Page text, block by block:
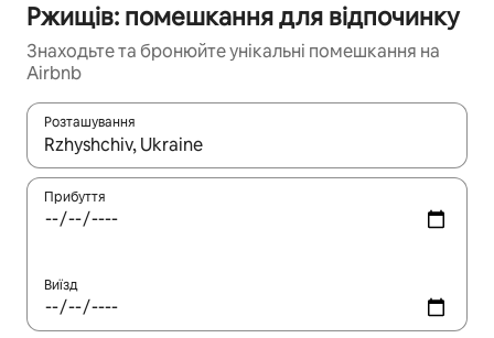
Ржищів: помешкання для відпочинку
Знаходьте та бронюйте унікальні помешкання на
Airbnb
Розташування
Отримавши результати пошуку, використовуйте для
Прибуття
Виїзд